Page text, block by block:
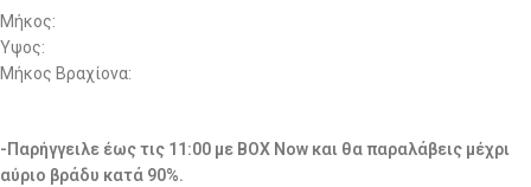
Μήκος:
Ύψος:
Μήκος Βραχίονα:
-Παρήγγειλε έως τις 11:00 με BOX Now και θα παραλάβεις μέχρι
αύριο βράδυ κατά 90%.